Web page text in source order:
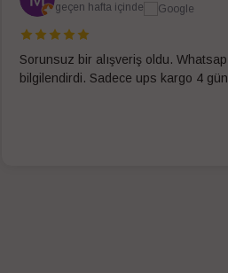
geçen hafta içinde
Sorunsuz bir alışveriş oldu.
bilgilendirdi. Sadece ups kargo 4